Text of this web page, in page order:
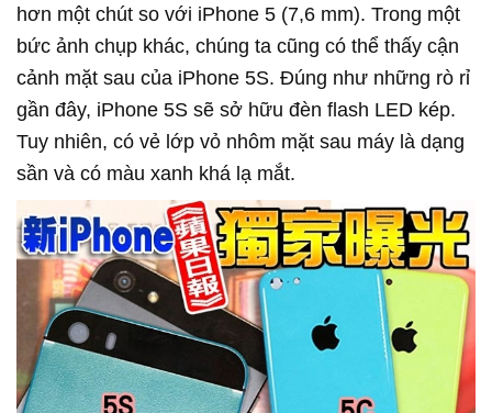
hơn một chút so với iPhone 5 (7,6 mm). Trong một
bức ảnh chụp khác, chúng ta cũng có thể thấy cận
cảnh mặt sau của iPhone 5S. Đúng như những rò rỉ
gần đây, iPhone 5S sẽ sở hữu đèn flash LED kép.
Tuy nhiên, có vẻ lớp vỏ nhôm mặt sau máy là dạng
sần và có màu xanh khá lạ mắt.